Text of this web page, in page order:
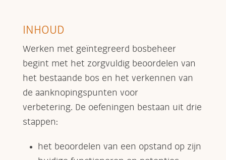
INHOUD
Werken met geïntegreerd bosbeheer
begint met het zorgvuldig beoordelen van
het bestaande bos en het verkennen van
de aanknopingspunten voor
verbetering. De oefeningen bestaan uit drie
stappen:
het beoordelen van een opstand op zijn